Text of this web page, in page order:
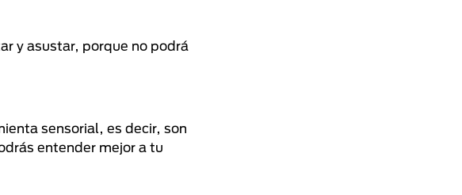
y asustar, porque no podrá
sensorial, es decir, son
entender mejor a tu